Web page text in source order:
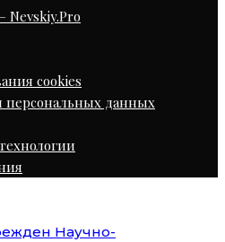
cookies
персональных данных
Научно-